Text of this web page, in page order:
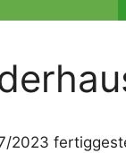
2023